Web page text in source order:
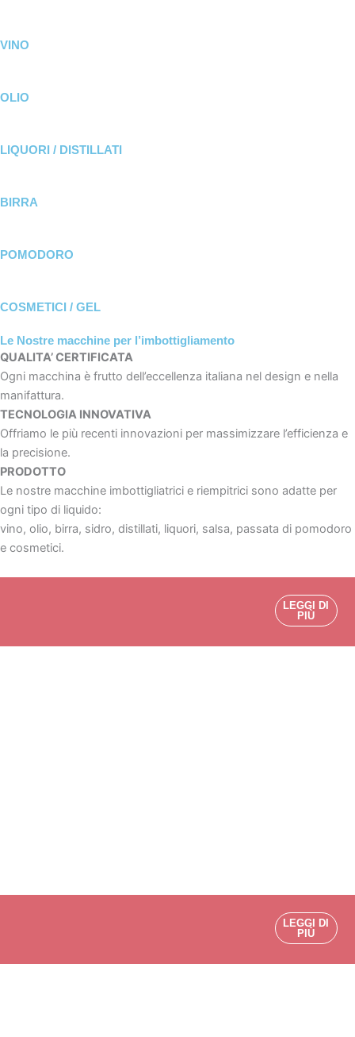
VINO
OLIO
LIQUORI / DISTILLATI
BIRRA
POMODORO
COSMETICI / GEL
Le Nostre macchine per l’imbottigliamento
QUALITA’ CERTIFICATA
Ogni macchina è frutto dell’eccellenza italiana nel design e nella
manifattura.
TECNOLOGIA INNOVATIVA
Offriamo le più recenti innovazioni per massimizzare l’efficienza e
la precisione.
PRODOTTO
Le nostre macchine imbottigliatrici e riempitrici sono adatte per
ogni tipo di liquido:
vino, olio, birra, sidro, distillati, liquori, salsa, passata di pomodoro
e cosmetici.
LEGGI DI
PIÙ
LEGGI DI
PIÙ